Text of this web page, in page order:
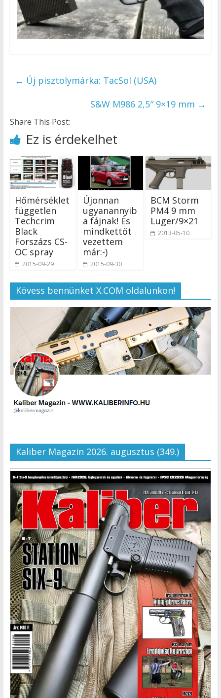
← Új pisztolymárka: TacSol (USA)
S&W M986 2,5″ 9×19 mm →
Share This Post:
Ez is érdekelhet
Hőmérséklet
független
Techcrim
Black
Forszázs CS-
OC spray
2015-09-29
Újonnan
ugyanannyib
a fájnak! És
mindkettőt
vezettem
már:-)
2015-09-30
BCM Storm
PM4 9 mm
Luger/9×21
2013-05-10
Kövess bennünket X.COM oldalunkon!
Kaliber Magazin 2026. augusztus (349.)